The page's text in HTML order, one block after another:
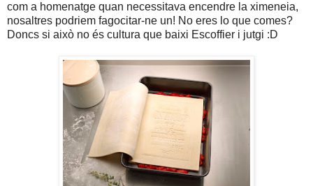
com a homenatge quan necessitava encendre la ximeneia,
nosaltres podriem fagocitar-ne un! No eres lo que comes?
Doncs si això no és cultura que baixi Escoffier i jutgi :D